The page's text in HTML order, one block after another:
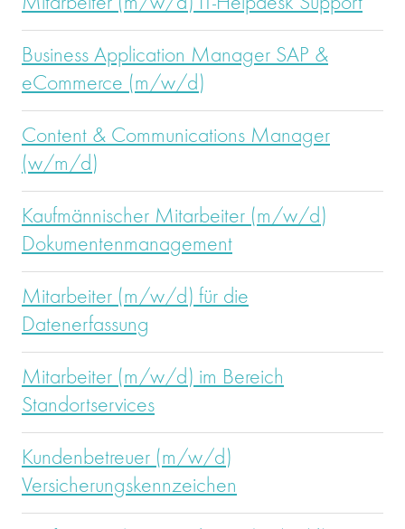
Business Application Manager SAP &
eCommerce (m/w/d)
Content & Communications Manager
(w/m/d)
Kaufmännischer Mitarbeiter (m/w/d)
Dokumentenmanagement
Mitarbeiter (m/w/d) für die
Datenerfassung
Mitarbeiter (m/w/d) im Bereich
Standortservices
Kundenbetreuer (m/w/d)
Versicherungskennzeichen